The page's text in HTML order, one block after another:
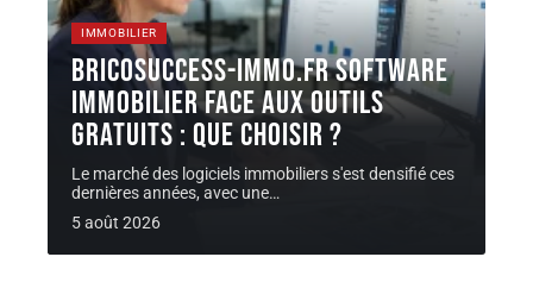
IMMOBILIER
Bricosuccess-immo.fr software
immobilier face aux outils
gratuits : que choisir ?
Le marché des logiciels immobiliers s'est densifié ces
dernières années, avec une…
5 août 2026